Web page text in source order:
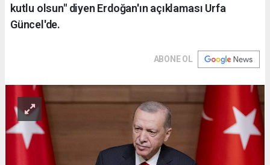
kutlu olsun" diyen Erdoğan'ın açıklaması Urfa
Güncel'de.
ABONE OL